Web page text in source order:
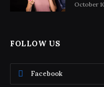
October
FOLLOW US
Facebook